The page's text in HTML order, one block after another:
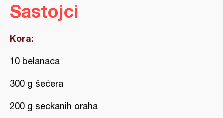
Sastojci
Kora:
10 belanaca
300 g šećera
200 g seckanih oraha